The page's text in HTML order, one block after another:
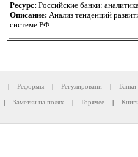
Ресурс: Российские банки:
Описание: Анализ тенденций
системе РФ.
| Реформы | Регулировани | Банки
| Заметки на полях | Горячее |